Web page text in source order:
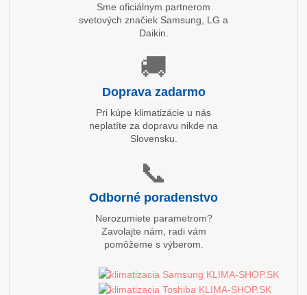
Sme oficiálnym partnerom
svetových značiek Samsung, LG a
Daikin.
🚚
Doprava zadarmo
Pri kúpe klimatizácie u nás
neplatíte za dopravu nikde na
Slovensku.
📞
Odborné poradenstvo
Nerozumiete parametrom?
Zavolajte nám, radi vám
pomôžeme s výberom.